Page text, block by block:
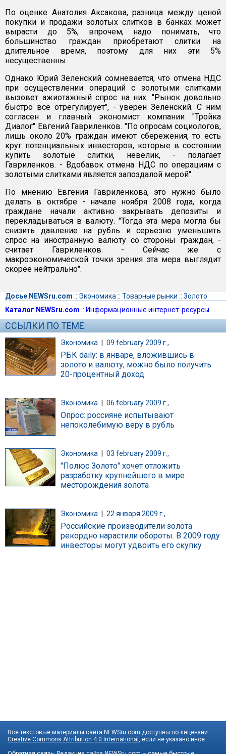
По оценке Анатолия Аксакова, разница между ценой
покупки и продажи золотых слитков в банках может
вырасти до 5%, впрочем, надо понимать, что
большинство граждан приобретают слитки на
длительное время, поэтому для них эти 5%
несущественны.
Однако Юрий Зеленский сомневается, что отмена НДС
при осуществлении операций с золотыми слитками
вызовет ажиотажный спрос на них. "Рынок довольно
быстро все отрегулирует", - уверен Зеленский. С ним
согласен и главный экономист компании "Тройка
Диалог" Евгений Гавриленков. "По опросам социологов,
лишь около 20% граждан имеют сбережения, то есть
круг потенциальных инвесторов, которые в состоянии
купить золотые слитки, невелик, - полагает
Гавриленков. - Вдобавок отмена НДС по операциям с
золотыми слитками является запоздалой мерой".
По мнению Евгения Гавриленкова, это нужно было
делать в октябре - начале ноября 2008 года, когда
граждане начали активно закрывать депозиты и
перекладываться в валюту. "Тогда эта мера могла бы
снизить давление на рубль и серьезно уменьшить
спрос на иностранную валюту со стороны граждан, -
считает Гавриленков. - Сейчас же с
макроэкономической точки зрения эта мера выглядит
скорее нейтрально".
Досье NEWSru.com :: Экономика :: Товарные рынки :: Золото
Каталог NEWSru.com :: Информационные интернет-ресурсы
ССЫЛКИ ПО ТЕМЕ
Экономика | 09 february 2009 г.,
РБК daily: в январе, вложившись в
золото и валюту, можно было получить
20-процентный доход
Экономика 06 february 2009 г.,
Опрос: россияне испытывают
непоколебимую веру в рубль
Экономика 03 february 2009 г.,
"Полюс Золото" хочет отложить
разработку крупнейшего в мире
месторождения золота
Экономика 22 января 2009 г.,
Российские производители золота
рекордно нарастили обороты. В 2009 году
инвесторы могут удвоить его скупку
Все текстовые материалы сайта NEWSru.com доступны по лицензии:
Creative Commons Attribution 4.0 International
, если не указано иное.